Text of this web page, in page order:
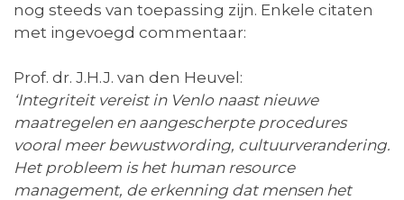
nog steeds van toepassing zijn. Enkele citaten
met ingevoegd commentaar:
Prof. dr. J.H.J. van den Heuvel:
‘Integriteit vereist in Venlo naast nieuwe
maatregelen en aangescherpte procedures
vooral meer bewustwording, cultuurverandering.
Het probleem is het human resource
management, de erkenning dat mensen het